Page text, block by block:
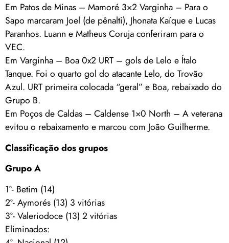
Em Patos de Minas – Mamoré 3×2 Varginha – Para o
Sapo marcaram Joel (de pênalti), Jhonata Kaíque e Lucas
Paranhos. Luann e Matheus Coruja conferiram para o
VEC.
Em Varginha – Boa 0x2 URT – gols de Lelo e Ítalo
Tanque. Foi o quarto gol do atacante Lelo, do Trovão
Azul. URT primeira colocada “geral” e Boa, rebaixado do
Grupo B.
Em Poços de Caldas – Caldense 1×0 North – A veterana
evitou o rebaixamento e marcou com João Guilherme.
Classificação dos grupos
Grupo A
1º- Betim (14)
2º- Aymorés (13) 3 vitórias
3º- Valeriodoce (13) 2 vitórias
Eliminados: